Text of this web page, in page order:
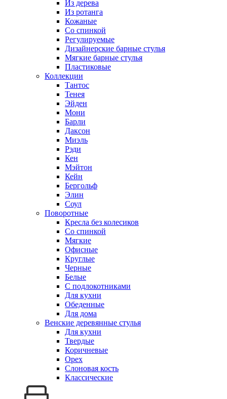
Из дерева
Из ротанга
Кожаные
Со спинкой
Регулируемые
Дизайнерские барные стулья
Мягкие барные стулья
Пластиковые
Коллекции
Тантос
Тенея
Эйден
Мони
Барли
Даксон
Миэль
Рэди
Кен
Мэйтон
Кейн
Бергольф
Элин
Соул
Поворотные
Кресла без колесиков
Со спинкой
Мягкие
Офисные
Круглые
Черные
Белые
С подлокотниками
Для кухни
Обеденные
Для дома
Венские деревянные стулья
Для кухни
Твердые
Коричневые
Орех
Слоновая кость
Классические